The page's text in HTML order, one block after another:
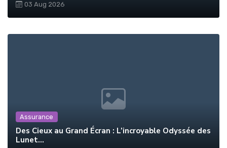
03 Aug 2026
Assurance
Des Cieux au Grand Écran : L’incroyable Odyssée des
Lunet...